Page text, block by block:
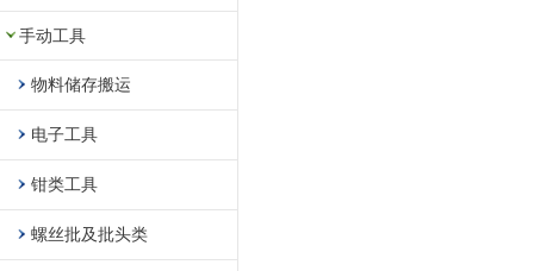
手动工具
物料储存搬运
电子工具
钳类工具
螺丝批及批头类